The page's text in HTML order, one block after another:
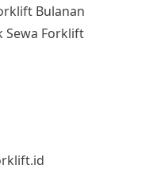
Bulanan
Sewa Forklift